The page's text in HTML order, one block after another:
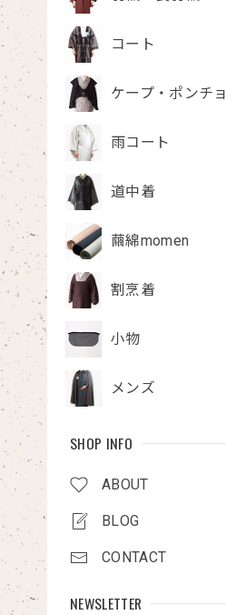
コート
ケープ・ポンチョ
雨コート
道中着
繭綿momen
割烹着
小物
メンズ
SHOP INFO
ABOUT
BLOG
CONTACT
NEWSLETTER